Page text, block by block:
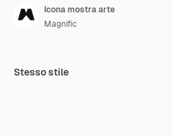
Icona mostra arte
Magnific
Stesso stile